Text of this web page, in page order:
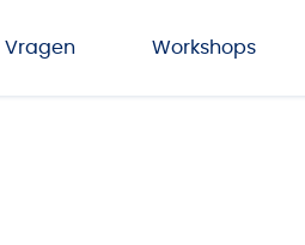
Vragen Workshops